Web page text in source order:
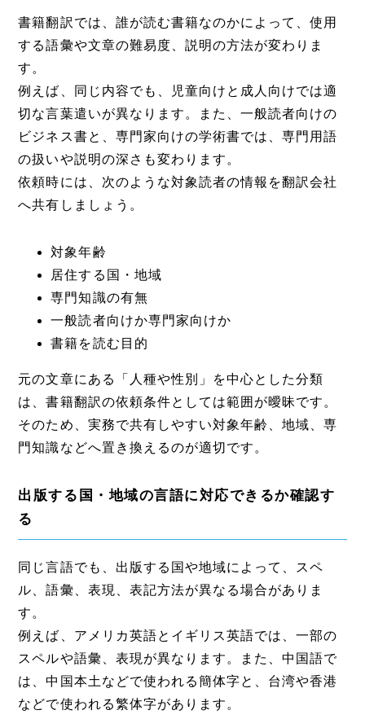
書籍翻訳では、誰が読む書籍なのかによって、使用
する語彙や文章の難易度、説明の方法が変わりま
す。
例えば、同じ内容でも、児童向けと成人向けでは適
切な言葉遣いが異なります。また、一般読者向けの
ビジネス書と、専門家向けの学術書では、専門用語
の扱いや説明の深さも変わります。
依頼時には、次のような対象読者の情報を翻訳会社
へ共有しましょう。
対象年齢
居住する国・地域
専門知識の有無
一般読者向けか専門家向けか
書籍を読む目的
元の文章にある「人種や性別」を中心とした分類
は、書籍翻訳の依頼条件としては範囲が曖昧です。
そのため、実務で共有しやすい対象年齢、地域、専
門知識などへ置き換えるのが適切です。
出版する国・地域の言語に対応できるか確認す
る
同じ言語でも、出版する国や地域によって、スペ
ル、語彙、表現、表記方法が異なる場合がありま
す。
例えば、アメリカ英語とイギリス英語では、一部の
スペルや語彙、表現が異なります。また、中国語で
は、中国本土などで使われる簡体字と、台湾や香港
などで使われる繁体字があります。